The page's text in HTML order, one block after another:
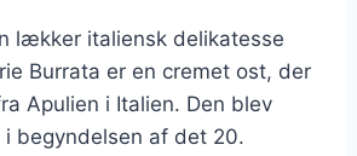
lækker italiensk delikatesse
Burrata er en cremet ost, der
Apulien i Italien. Den blev
begyndelsen af det 20.